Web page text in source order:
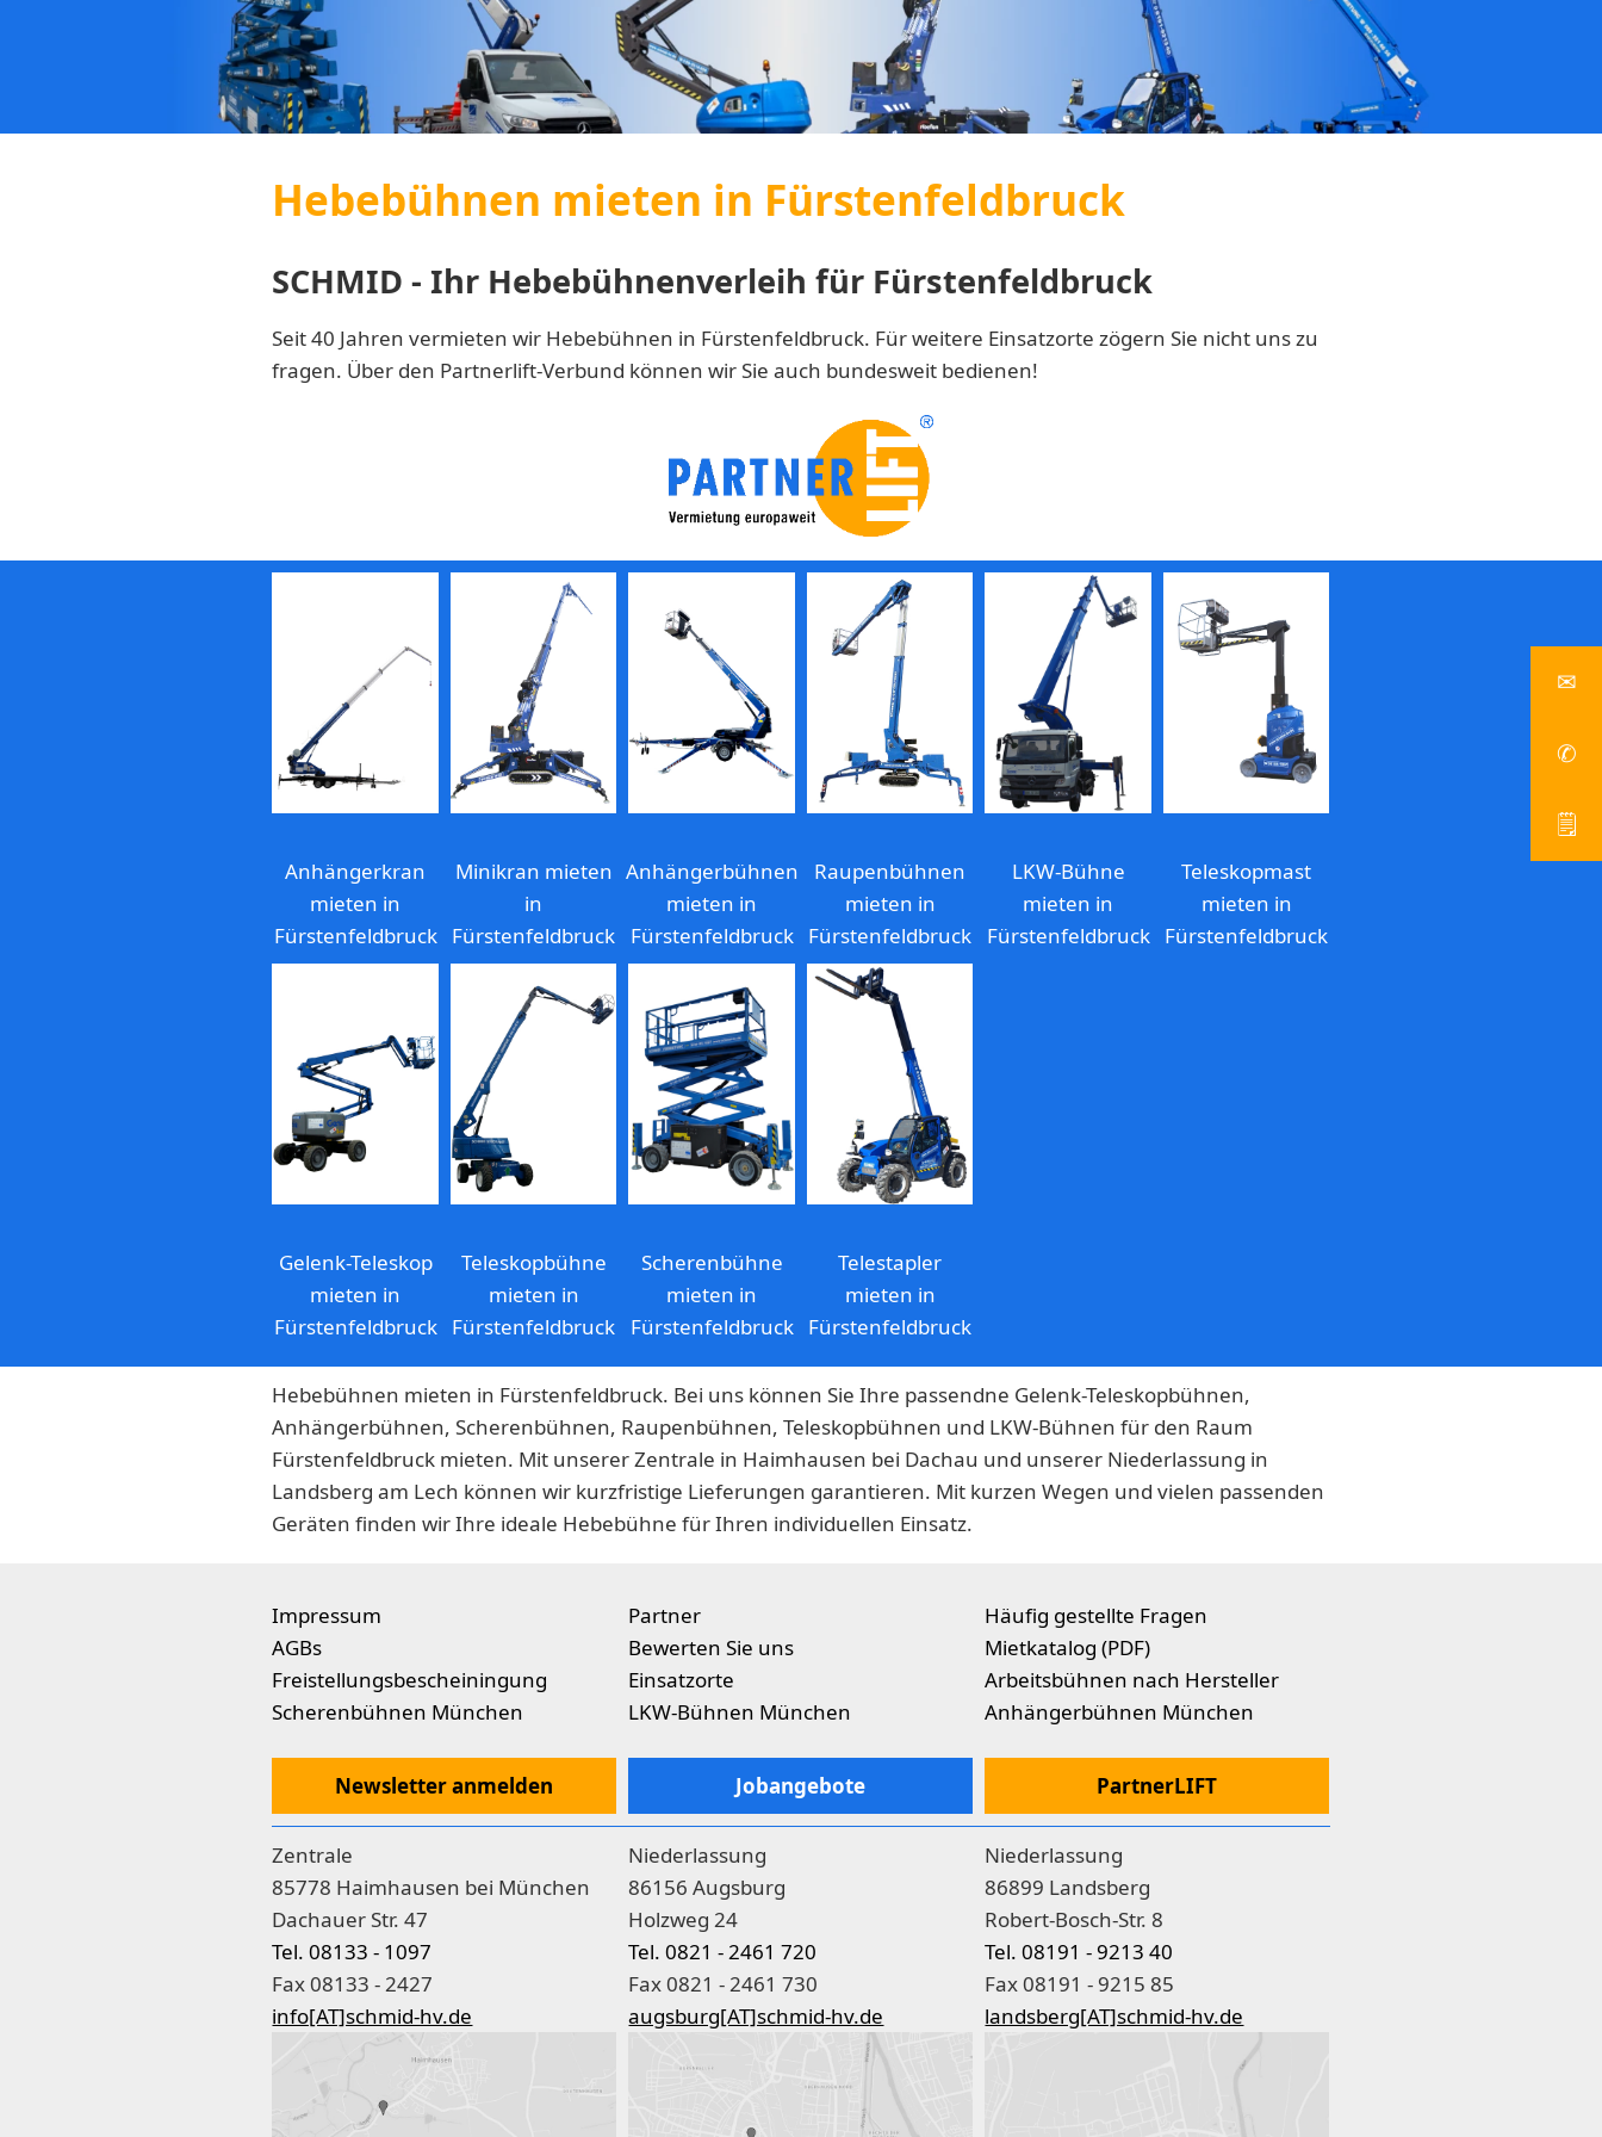
✉
✆
🗒
Hebebühnen mieten in Fürstenfeldbruck
SCHMID - Ihr Hebebühnenverleih für Fürstenfeldbruck
Seit 40 Jahren vermieten wir Hebebühnen in Fürstenfeldbruck. Für weitere Einsatzorte zögern Sie nicht uns zu
fragen. Über den Partnerlift-Verbund können wir Sie auch bundesweit bedienen!
Anhängerkran
mieten in
Fürstenfeldbruck
Minikran mieten
in
Fürstenfeldbruck
Anhängerbühnen
mieten in
Fürstenfeldbruck
Raupenbühnen
mieten in
Fürstenfeldbruck
LKW-Bühne
mieten in
Fürstenfeldbruck
Teleskopmast
mieten in
Fürstenfeldbruck
Gelenk-Teleskop
mieten in
Fürstenfeldbruck
Teleskopbühne
mieten in
Fürstenfeldbruck
Scherenbühne
mieten in
Fürstenfeldbruck
Telestapler
mieten in
Fürstenfeldbruck
Hebebühnen mieten in Fürstenfeldbruck. Bei uns können Sie Ihre passendne Gelenk-Teleskopbühnen,
Anhängerbühnen, Scherenbühnen, Raupenbühnen, Teleskopbühnen und LKW-Bühnen für den Raum
Fürstenfeldbruck mieten. Mit unserer Zentrale in Haimhausen bei Dachau und unserer Niederlassung in
Landsberg am Lech können wir kurzfristige Lieferungen garantieren. Mit kurzen Wegen und vielen passenden
Geräten finden wir Ihre ideale Hebebühne für Ihren individuellen Einsatz.
Impressum
AGBs
Freistellungsbescheiningung
Scherenbühnen München
Partner
Bewerten Sie uns
Einsatzorte
LKW-Bühnen München
Häufig gestellte Fragen
Mietkatalog (PDF)
Arbeitsbühnen nach Hersteller
Anhängerbühnen München
Newsletter anmelden Jobangebote PartnerLIFT
Zentrale
85778 Haimhausen bei München
Dachauer Str. 47
Tel. 08133 - 1097
Fax 08133 - 2427
info[AT]schmid-hv.de
Niederlassung
86156 Augsburg
Holzweg 24
Tel. 0821 - 2461 720
Fax 0821 - 2461 730
augsburg[AT]schmid-hv.de
Niederlassung
86899 Landsberg
Robert-Bosch-Str. 8
Tel. 08191 - 9213 40
Fax 08191 - 9215 85
landsberg[AT]schmid-hv.de